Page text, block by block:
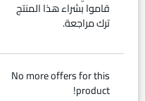
قاموا بشراء هذا المنتج
ترك مراجعة.
No more offers for this
product!